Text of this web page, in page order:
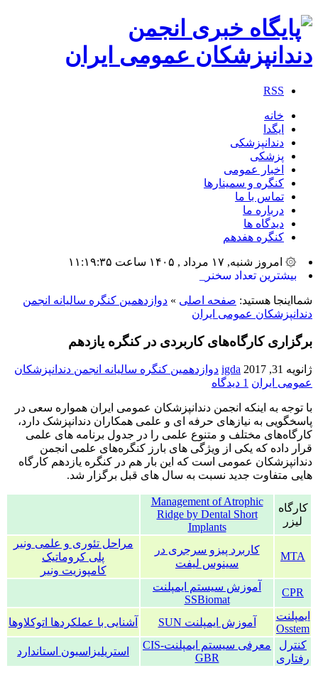
RSS
خانه
ایگدا
دندانپزشکی
پزشکی
اخبار عمومی
کنگره و سمینارها
تماس با ما
درباره ما
دیدگاه ها
کنگره هفدهم
۞ امروز شنبه, ۱۷ مرداد , ۱۴۰۵ ساعت ۱۱:۱۹:۳۵
بیشترین تعداد سخنرانان، مدی_
شمااینجا هستید: صفحه اصلی » دوازدهمین کنگره سالیانه انجمن
دندانپزشکان عمومی ایران
برگزاری کارگاه‌‌های کاربردی در کنگره یازدهم
ژانویه 31, 2017 igda دوازدهمین کنگره سالیانه انجمن دندانپزشکان
عمومی ایران 1 دیدگاه
با توجه به اینکه انجمن دندانپزشکان عمومی ایران همواره سعی در
پاسخگویی به نیازهای حرفه ای و علمی همکاران دندانپزشک دارد،
کارگاه‌های مختلف و متنوع علمی را در جدول برنامه های علمی
قرار داده که یکی از ویژگی های بارز کنگره‌های علمی انجمن
دندانپزشکان عمومی است که این بار هم در کنگره یازدهم کارگاه
هایی متفاوت جدید نسبت به سال های قبل برگزار شد.
کارگاه
لیزر
Management of Atrophic
Ridge by Dental Short
Implants
MTA
کاربرد پیزو سرجری در
سینوس لیفت
مراحل تئوری و علمی ونیر
پلی کروماتیک
کامپوزیت ونیر
CPR
آموزش سیستم ایمپلنت
SSBiomat
ایمپلنت
Osstem
آموزش ایمپلنت SUN
آشنایی با عملکردها اتوکلاوها
کنترل
رفتاری
معرفی سیستم ایمپلنتCIS-
GBR
استریلیزاسیون استاندارد